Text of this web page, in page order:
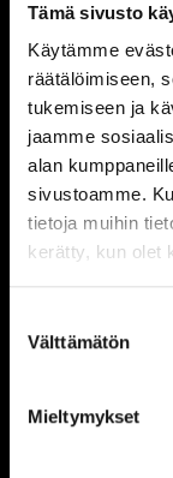
Tämä sivusto
Käytämme
räätälöimiseen,
tukemiseen ja
jaamme
alan
sivustoamme.
tietoja muihin
kerätty, kun olet
valinta
Välttämätön
Mieltymykset